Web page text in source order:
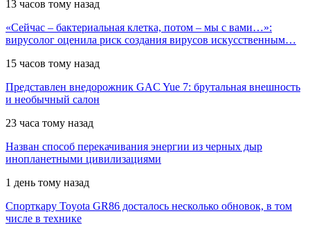
13 часов тому назад
«Сейчас – бактериальная клетка, потом – мы с вами…»:
вирусолог оценила риск создания вирусов искусственным…
15 часов тому назад
Представлен внедорожник GAC Yue 7: брутальная внешность
и необычный салон
23 часа тому назад
Назван способ перекачивания энергии из черных дыр
инопланетными цивилизациями
1 день тому назад
Спорткару Toyota GR86 досталось несколько обновок, в том
числе в технике